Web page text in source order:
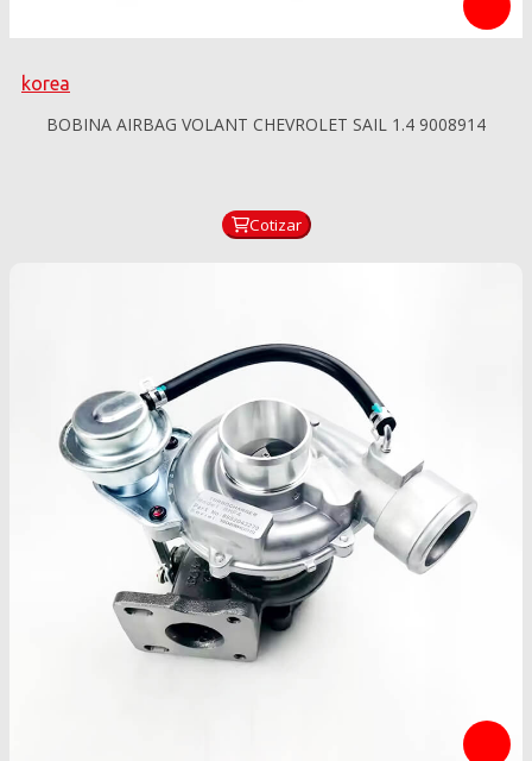
korea
BOBINA AIRBAG VOLANT CHEVROLET SAIL 1.4 9008914
Cotizar